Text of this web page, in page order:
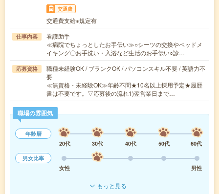
交通費
交通費支給※規定有
仕事内容
看護助手
≪病院でちょっとしたお手伝い≫○シーツの交換やベッドメ
イキング〇お手洗い・入浴など生活のお手伝い○診…
応募資格
職種未経験OK / ブランクOK / パソコンスキル不要 / 英語力不
要
≪無資格・未経験OK≫年齢不問★10名以上採用予定★履歴
書は不要です。▽応募後の流れ1)翌営業日まで…
職場の雰囲気
年齢層
20代
30代 40代 50代
60代
男女比率
女性
男性
もっと見る